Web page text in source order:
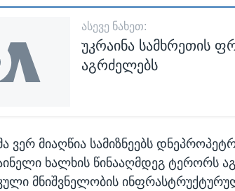
ᲐᲡᲔᲕᲔ ᲜᲐᲮᲔᲗ:
უკრაინა სამხრეთის
აგრძელებს
ვერ მიაღწია სამიზნეებს
ხალხის წინააღმდეგ ტერორს
მნიშვნელობის